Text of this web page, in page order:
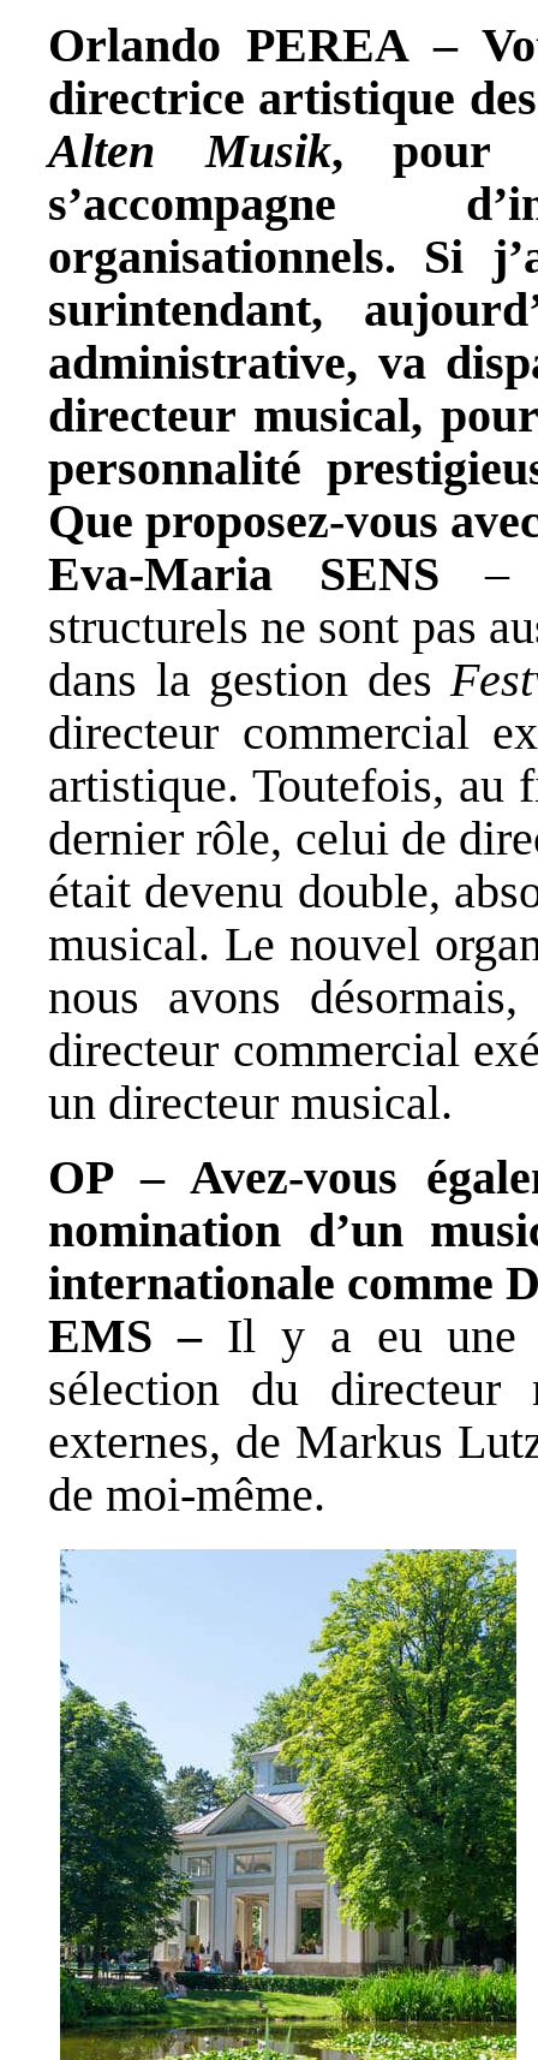
Orlando PEREA –
directrice artistique
Alten Musik, pour
s’accompagne
organisationnels. Si
surintendant,
administrative, va
directeur musical,
personnalité
Que proposez-vous
Eva-Maria SENS –
structurels ne sont pas
dans la gestion des
directeur commercial
artistique. Toutefois, au
dernier rôle, celui de
était devenu double,
musical. Le nouvel
nous avons
directeur commercial
un directeur musical.
OP – Avez-vous
nomination d’un
internationale comme
EMS –Il y a eu une
sélection du directeur
externes, de Markus
de moi-même.